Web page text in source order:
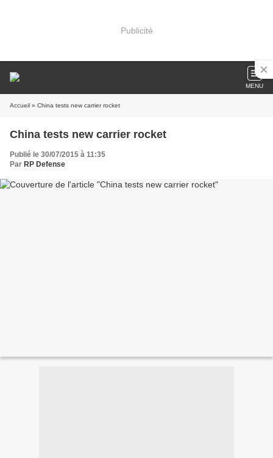
Publicité
MENU
Accueil » China tests new carrier rocket
China tests new carrier rocket
Publié le 30/07/2015 à 11:35
Par RP Defense